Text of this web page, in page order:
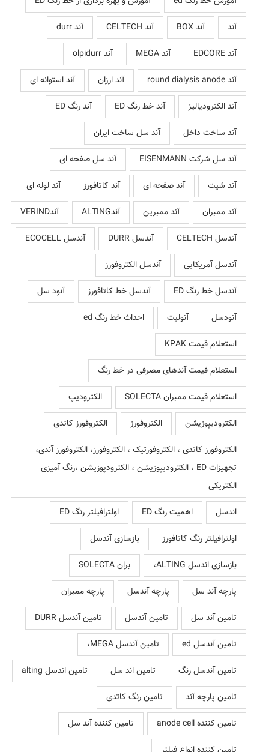
آند
آند BOX آند CELTECH
آند durr
آند EDCORE
آند MEGA
آند olpidurr
آند round dialysis anode
آند ارزان
آند استوانه ای
آند الکترودیالیز
آند خط رنگ ED
آند رنگ ED
آند ساخت داخل
آند سل ساخت ایران
آند سل شرکت EISENMANN
آند سل صفحه ای
آند شیت
آند صفحه ای آند کاتافورز
آند لوله ای
آند ممبران
آند ممبرین آندALTING
آندVERIND
آندسل CELTECH
آندسل DURR
آندسل ECOCELL
آندسل آمریکایی
آندسل الکتروفورز
آندسل خط رنگ ED
آندسل خط کاتافورز
آنود سل
آنودسل
آنولیت
احداث خط رنگ ed
استعلام قیمت KPAK
استعلام قیمت آندهای مصرفی در خط رنگ
استعلام قیمت ممبران SOLECTA
الکترودیپ
الکترودیپوزیشن
الکتروفورز
الکتروفورز کاتدی
الکتروفورز کاتدی ، الکتروفورتیک ، الکتروفورز، الکتروفورز آندی،
تجهیزات ED ، الکترودیپوزیشن ، الکترودپوزیشن ،رنگ آمیزی
الکتریکی
اندسل
اهمیت رنگ ED
اولترافیلتر رنگ ED
اولترافیلتر رنگ کاتافورز
بازسازی آندسل
بازسازی اندسل ALTING،
بران SOLECTA
پارچه آند سل
پارچه آندسل
پارچه ممبران
تامین آند سل
تامین آندسل
تامین آندسل DURR
تامین آندسل ed
تامین آندسل MEGA،
تامین آندسل رنگ
تامین اند سل
تامین اندسل alting
تامین پارچه آند
تامین رنگ کاتدی
تامین کننده anode cell
تامین کننده آند سل